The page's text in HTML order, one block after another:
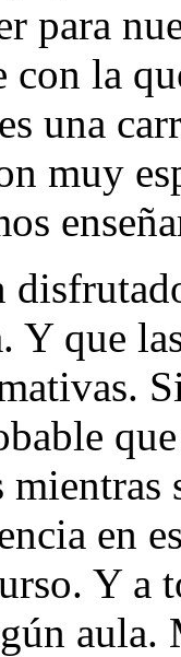
para
la
una
muy
Y que
en
Y a